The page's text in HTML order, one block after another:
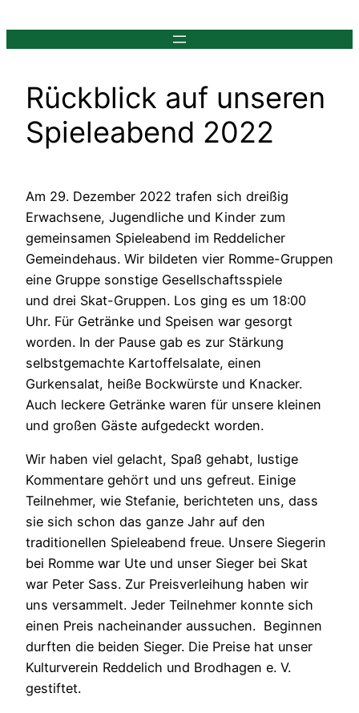
Rückblick auf unseren
Spieleabend 2022
Am 29. Dezember 2022 trafen sich dreißig
Erwachsene, Jugendliche und Kinder zum
gemeinsamen Spieleabend im Reddelicher
Gemeindehaus. Wir bildeten vier Romme-Gruppen
eine Gruppe sonstige Gesellschaftsspiele
und drei Skat-Gruppen. Los ging es um 18:00
Uhr. Für Getränke und Speisen war gesorgt
worden. In der Pause gab es zur Stärkung
selbstgemachte Kartoffelsalate, einen
Gurkensalat, heiße Bockwürste und Knacker.
Auch leckere Getränke waren für unsere kleinen
und großen Gäste aufgedeckt worden.
Wir haben viel gelacht, Spaß gehabt, lustige
Kommentare gehört und uns gefreut. Einige
Teilnehmer, wie Stefanie, berichteten uns, dass
sie sich schon das ganze Jahr auf den
traditionellen Spieleabend freue. Unsere Siegerin
bei Romme war Ute und unser Sieger bei Skat
war Peter Sass. Zur Preisverleihung haben wir
uns versammelt. Jeder Teilnehmer konnte sich
einen Preis nacheinander aussuchen. Beginnen
durften die beiden Sieger. Die Preise hat unser
Kulturverein Reddelich und Brodhagen e. V.
gestiftet.